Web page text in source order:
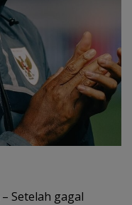
– Setelah gagal